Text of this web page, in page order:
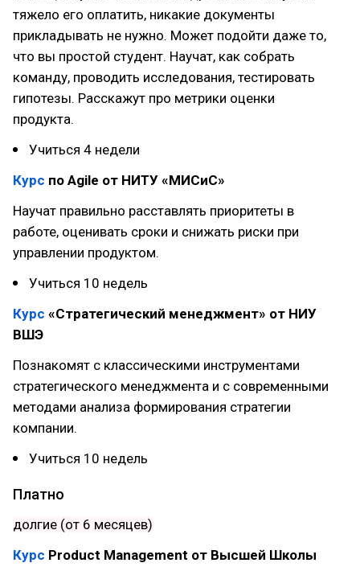
тяжело его оплатить, никакие документы
прикладывать не нужно. Может подойти даже то,
что вы простой студент. Научат, как собрать
команду, проводить исследования, тестировать
гипотезы. Расскажут про метрики оценки
продукта.
Учиться 4 недели
Курс по Agile от НИТУ «МИСиС»
Научат правильно расставлять приоритеты в
работе, оценивать сроки и снижать риски при
управлении продуктом.
Учиться 10 недель
Курс «Стратегический менеджмент» от НИУ
ВШЭ
Познакомят с классическими инструментами
стратегического менеджмента и с современными
методами анализа формирования стратегии
компании.
Учиться 10 недель
Платно
долгие (от 6 месяцев)
Курс Product Management от Высшей Школы